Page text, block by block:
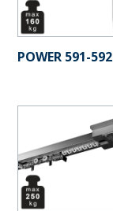
POWER 591-592